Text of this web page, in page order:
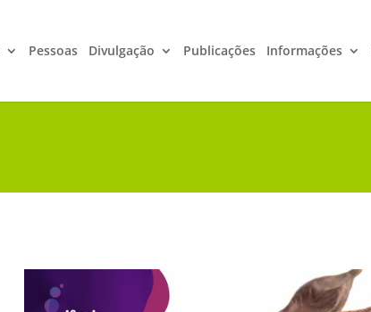
Pessoas Divulgação Publicações Informações